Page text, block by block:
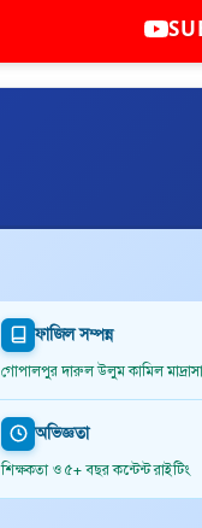
ফাজিল সম্পন্ন
গোপালপুর দারুল উলুম কামিল মাদ্রাসা
অভিজ্ঞতা
শিক্ষকতা ও ৫+ বছর কন্টেন্ট রাইটিং